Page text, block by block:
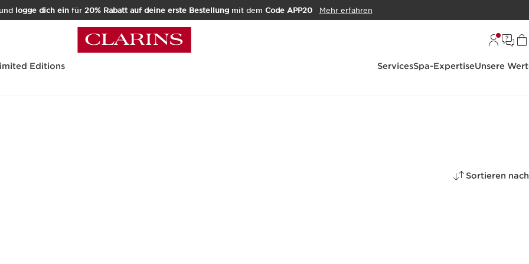
logge dich einfür 20% Rabatt auf deine erste Bestellungmit dem Code APP20 Mehr erfahren
Editions ServicesSpa-ExpertiseUnsere
Sortieren nach